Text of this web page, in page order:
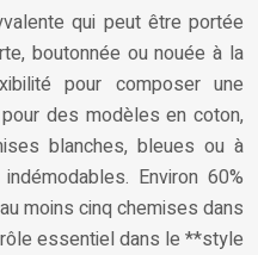
qui peut être portée
boutonnée ou nouée à la
pour composer une
des modèles en coton,
blanches, bleues ou à
Environ 60%
moins cinq chemises dans
essentiel dans le **style